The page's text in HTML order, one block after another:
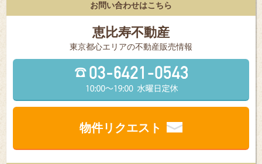
お問い合わせはこちら
恵比寿不動産
東京都⼼エリアの不動産販売情報
物件リクエスト